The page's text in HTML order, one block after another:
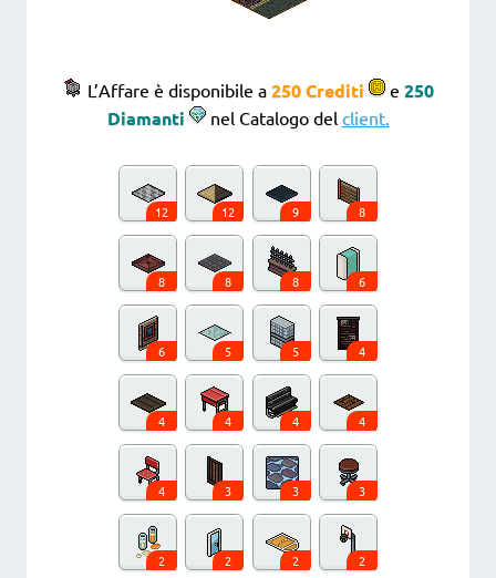
L’Affare è disponibile a 250 Crediti e 250
Diamanti
nel Catalogo del client.
12 12 9 8
8 8 8 6
6 5 5 4
4 4 4 4
4 3 3 3
2 2 2 2